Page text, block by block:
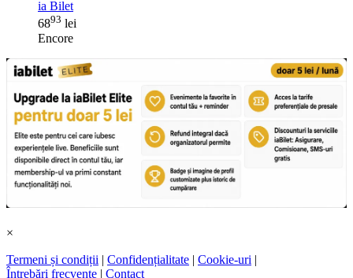
ia Bilet
6893 lei
Encore
×
Termeni și condiții | Confidențialitate | Cookie-uri |
Întrebări frecvente | Contact